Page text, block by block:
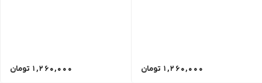
1,260,000 تومان 1,260,000 تومان